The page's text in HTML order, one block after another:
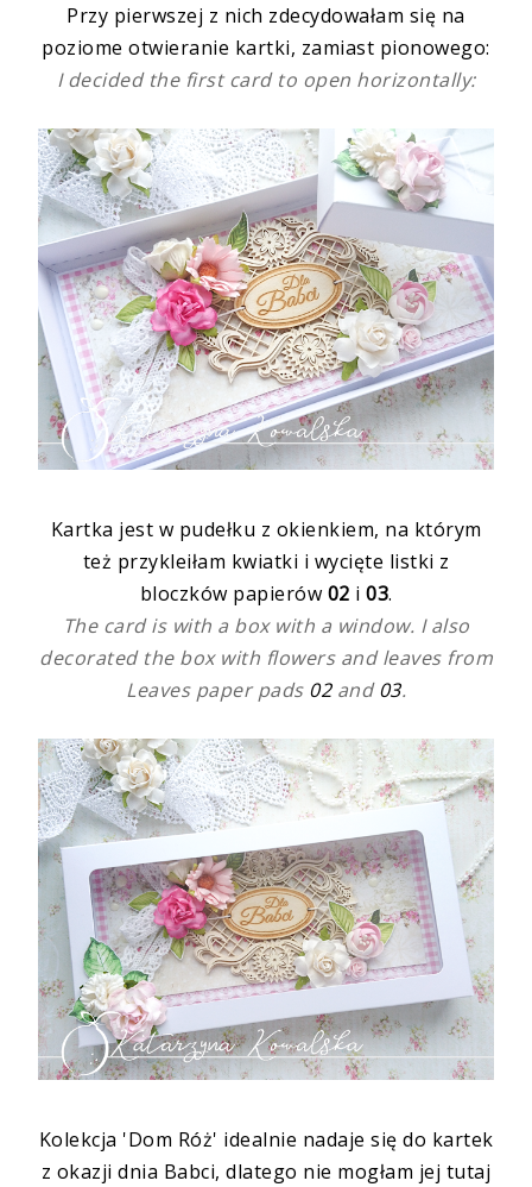
Przy pierwszej z nich zdecydowałam się na
poziome otwieranie kartki, zamiast pionowego:
I decided the first card to open horizontally:
Kartka jest w pudełku z okienkiem, na którym
też przykleiłam kwiatki i wycięte listki z
bloczków papierów 02 i 03.
The card is with a box with a window. I also
decorated the box with flowers and leaves from
Leaves paper pads 02and03.
Kolekcja 'Dom Róż' idealnie nadaje się do kartek
z okazji dnia Babci, dlatego nie mogłam jej tutaj